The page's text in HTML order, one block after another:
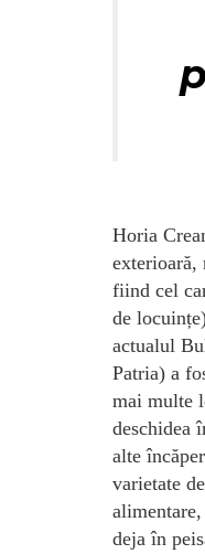
Horia
exterioară,
fiind cel
de
actualul
Patria) a
mai multe
deschidea
alte
varietate
deja în